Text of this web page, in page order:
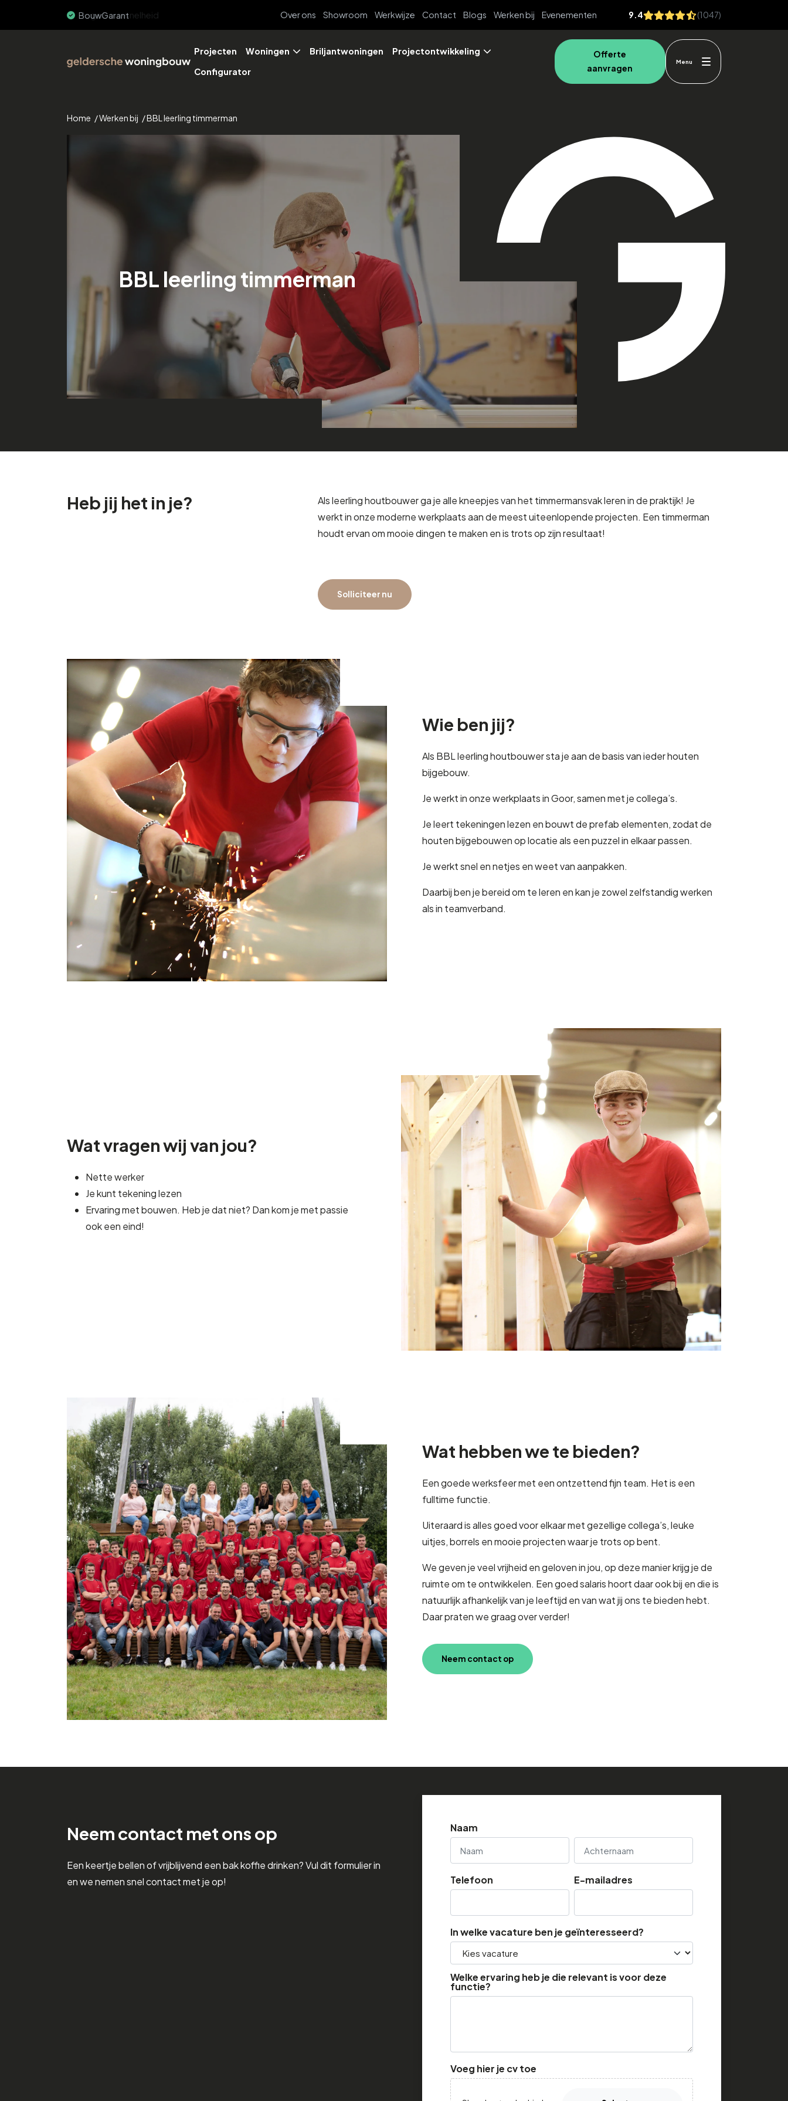
Hoge bouwsnelheid Over ons Showroom Werkwijze Contact Blogs Werken bij Evenementen 9.4 (1047)
Projecten Woningen Briljantwoningen
Projectontwikkeling
Configurator
Menu
Offerte
aanvragen
Home /Werken bij /BBL leerling timmerman
BBL leerling timmerman
Heb jij het in je?
Als leerling houtbouwer ga je alle kneepjes van het timmermansvak leren in de praktijk! Je
werkt in onze moderne werkplaats aan de meest uiteenlopende projecten. Een timmerman
houdt ervan om mooie dingen te maken en is trots op zijn resultaat!
Solliciteer nu
Wie ben jij?
Als BBL leerling houtbouwer sta je aan de basis van ieder houten
bijgebouw.
Je werkt in onze werkplaats in Goor, samen met je collega’s.
Je leert tekeningen lezen en bouwt de prefab elementen, zodat de
houten bijgebouwen op locatie als een puzzel in elkaar passen.
Je werkt snel en netjes en weet van aanpakken.
Daarbij ben je bereid om te leren en kan je zowel zelfstandig werken
als in teamverband.
Wat vragen wij van jou?
Nette werker
Je kunt tekening lezen
Ervaring met bouwen. Heb je dat niet? Dan kom je met passie
ook een eind!
Wat hebben we te bieden?
Een goede werksfeer met een ontzettend fijn team. Het is een
fulltime functie.
Uiteraard is alles goed voor elkaar met gezellige collega’s, leuke
uitjes, borrels en mooie projecten waar je trots op bent.
We geven je veel vrijheid en geloven in jou, op deze manier krijg je de
ruimte om te ontwikkelen. Een goed salaris hoort daar ook bij en die is
natuurlijk afhankelijk van je leeftijd en van wat jij ons te bieden hebt.
Daar praten we graag over verder!
Neem contact op
Neem contact met ons op
Een keertje bellen of vrijblijvend een bak koffie drinken? Vul dit formulier in
en we nemen snel contact met je op!
Naam
Voornaam Achternaam
Telefoon E-mailadres
In welke vacature ben je geïnteresseerd?
Welke ervaring heb je die relevant is voor deze
functie?
Voeg hier je cv toe